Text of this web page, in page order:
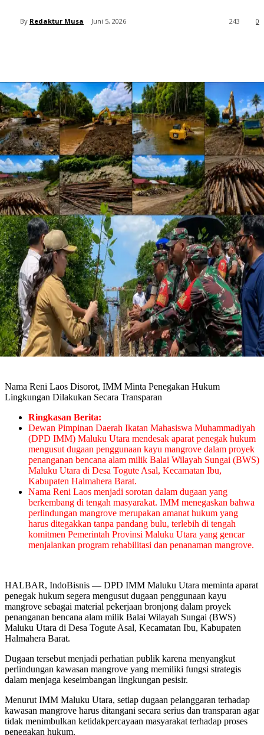
By Redaktur Musa Juni 5, 2026 0
243
Nama Reni Laos Disorot, IMM Minta Penegakan Hukum
Lingkungan Dilakukan Secara Transparan
Ringkasan Berita:
Dewan Pimpinan Daerah Ikatan Mahasiswa Muhammadiyah
(DPD IMM) Maluku Utara mendesak aparat penegak hukum
mengusut dugaan penggunaan kayu mangrove dalam proyek
penanganan bencana alam milik Balai Wilayah Sungai (BWS)
Maluku Utara di Desa Togute Asal, Kecamatan Ibu,
Kabupaten Halmahera Barat.
Nama Reni Laos menjadi sorotan dalam dugaan yang
berkembang di tengah masyarakat. IMM menegaskan bahwa
perlindungan mangrove merupakan amanat hukum yang
harus ditegakkan tanpa pandang bulu, terlebih di tengah
komitmen Pemerintah Provinsi Maluku Utara yang gencar
menjalankan program rehabilitasi dan penanaman mangrove.
HALBAR, IndoBisnis — DPD IMM Maluku Utara meminta aparat
penegak hukum segera mengusut dugaan penggunaan kayu
mangrove sebagai material pekerjaan bronjong dalam proyek
penanganan bencana alam milik Balai Wilayah Sungai (BWS)
Maluku Utara di Desa Togute Asal, Kecamatan Ibu, Kabupaten
Halmahera Barat.
Dugaan tersebut menjadi perhatian publik karena menyangkut
perlindungan kawasan mangrove yang memiliki fungsi strategis
dalam menjaga keseimbangan lingkungan pesisir.
Menurut IMM Maluku Utara, setiap dugaan pelanggaran terhadap
kawasan mangrove harus ditangani secara serius dan transparan agar
tidak menimbulkan ketidakpercayaan masyarakat terhadap proses
penegakan hukum.